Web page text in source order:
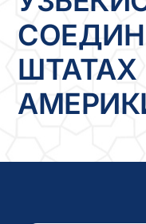
ШТАТАХ